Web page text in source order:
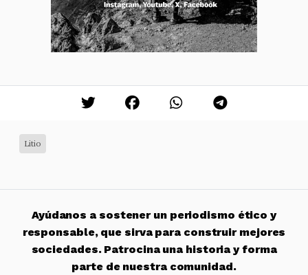
Litio
Ayúdanos a sostener un periodismo ético y
responsable, que sirva para construir mejores
sociedades. Patrocina una historia y forma
parte de nuestra comunidad.